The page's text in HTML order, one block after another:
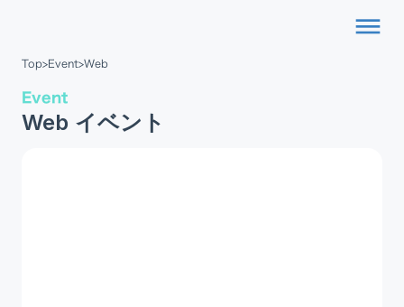
dehaze
Top>Event>Web
Event
Web イベント